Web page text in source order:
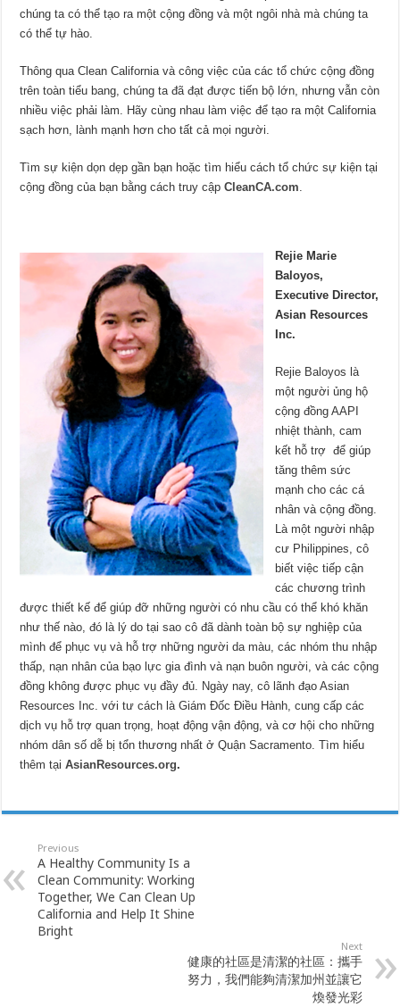
chúng ta có thể tạo ra một cộng đồng và một ngôi nhà mà chúng ta
có thể tự hào.
Thông qua Clean California và công việc của các tổ chức cộng đồng
trên toàn tiểu bang, chúng ta đã đạt được tiến bộ lớn, nhưng vẫn còn
nhiều việc phải làm. Hãy cùng nhau làm việc để tạo ra một California
sạch hơn, lành mạnh hơn cho tất cả mọi người.
Tìm sự kiện dọn dẹp gần bạn hoặc tìm hiểu cách tổ chức sự kiện tại
cộng đồng của bạn bằng cách truy cập CleanCA.com.
Rejie Marie
Baloyos,
Executive Director,
Asian Resources
Inc.
Rejie Baloyos là
một người ủng hộ
cộng đồng AAPI
nhiệt thành, cam
kết hỗ trợ để giúp
tăng thêm sức
mạnh cho các cá
nhân và cộng đồng.
Là một người nhập
cư Philippines, cô
biết việc tiếp cận
các chương trình
được thiết kế để giúp đỡ những người có nhu cầu có thể khó khăn
như thế nào, đó là lý do tại sao cô đã dành toàn bộ sự nghiệp của
mình để phục vụ và hỗ trợ những người da màu, các nhóm thu nhập
thấp, nạn nhân của bạo lực gia đình và nạn buôn người, và các cộng
đồng không được phục vụ đầy đủ. Ngày nay, cô lãnh đạo Asian
Resources Inc. với tư cách là Giám Đốc Điều Hành, cung cấp các
dịch vụ hỗ trợ quan trọng, hoạt động vận động, và cơ hội cho những
nhóm dân số dễ bị tổn thương nhất ở Quận Sacramento. Tìm hiểu
thêm tạiAsianResources.org.
Previous
A Healthy Community Is a
Clean Community: Working
Together, We Can Clean Up
California and Help It Shine
Bright
Next
健康的社區是清潔的社區：攜手
努力，我們能夠清潔加州並讓它
煥發光彩